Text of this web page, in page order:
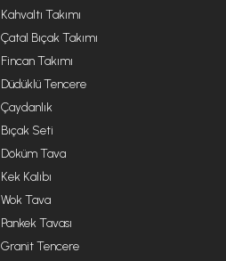
Kahvaltı Takımı
Çatal Bıçak Takımı
Fincan Takımı
Düdüklü Tencere
Çaydanlık
Bıçak Seti
Döküm Tava
Kek Kalıbı
Wok Tava
Pankek Tavası
Granit Tencere